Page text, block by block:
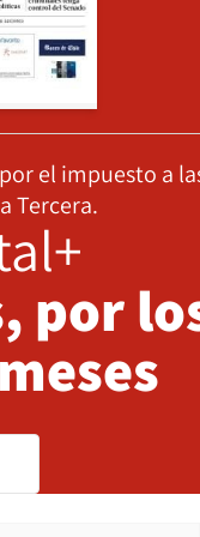
el impuesto a
Tercera.
por